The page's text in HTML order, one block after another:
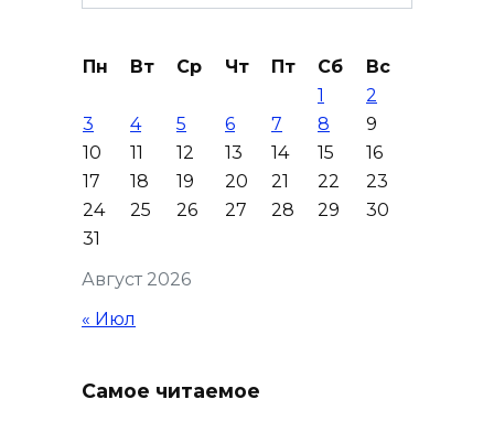
Журналисты «ДОН 24» вышли
Островского
Сносить нельзя, сохранять
нечем: как ростовчане
спасают доходный дом
Рувинского от запустения
08 августа 2026 14:04
бывшей жены, эвакуированы
for:
Август 2026
Пн Вт Ср Чт Пт Сб
Вс
1
2
3
4 5 6 7 8
9
10
11 12 13 14 15
16
17
18 19 20 21 22
23
24
25 26 27 28 29
30
31
« Июл
Самое читаемое